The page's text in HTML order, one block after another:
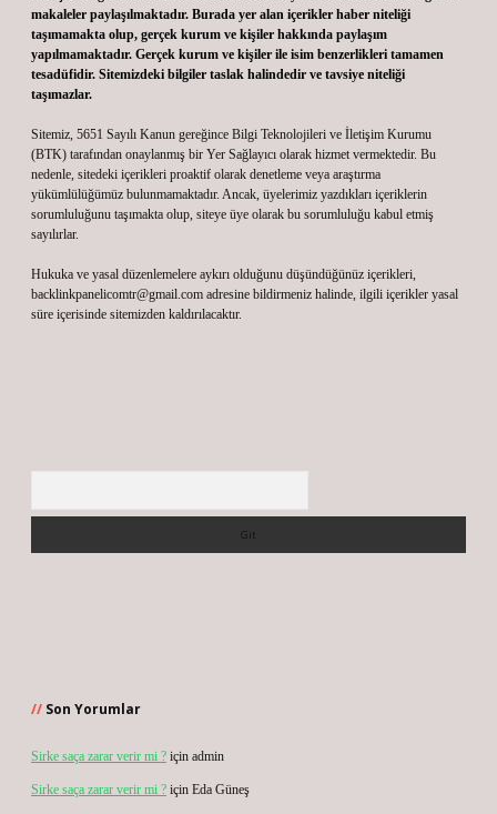
makaleler paylaşılmaktadır. Burada yer alan içerikler haber niteliği
taşımamakta olup, gerçek kurum ve kişiler hakkında paylaşım
yapılmamaktadır. Gerçek kurum ve kişiler ile isim benzerlikleri tamamen
tesadüfidir. Sitemizdeki bilgiler taslak halindedir ve tavsiye niteliği
taşımazlar.
Sitemiz, 5651 Sayılı Kanun gereğince Bilgi Teknolojileri ve İletişim Kurumu
(BTK) tarafından onaylanmış bir Yer Sağlayıcı olarak hizmet vermektedir. Bu
nedenle, sitedeki içerikleri proaktif olarak denetleme veya araştırma
yükümlülüğümüz bulunmamaktadır. Ancak, üyelerimiz yazdıkları içeriklerin
sorumluluğunu taşımakta olup, siteye üye olarak bu sorumluluğu kabul etmiş
sayılırlar.
Hukuka ve yasal düzenlemelere aykırı olduğunu düşündüğünüz içerikleri,
backlinkpanelicomtr@gmail.com adresine bildirmeniz halinde, ilgili içerikler yasal
süre içerisinde sitemizden kaldırılacaktır.
Son Yorumlar
Sirke saça zarar verir mi ? için admin
Sirke saça zarar verir mi ? için Eda Güneş